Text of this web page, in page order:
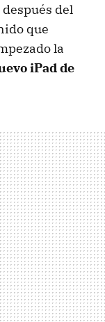
del
que
la
iPad de